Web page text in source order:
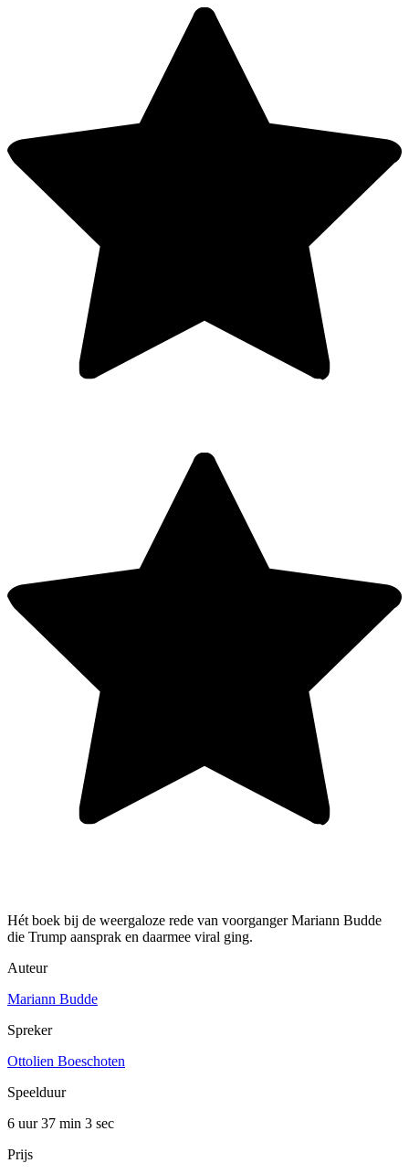
Hét boek bij de weergaloze rede van voorganger Mariann Budde
die Trump aansprak en daarmee viral ging.
Auteur
Mariann Budde
Spreker
Ottolien Boeschoten
Speelduur
6 uur 37 min 3 sec
Prijs